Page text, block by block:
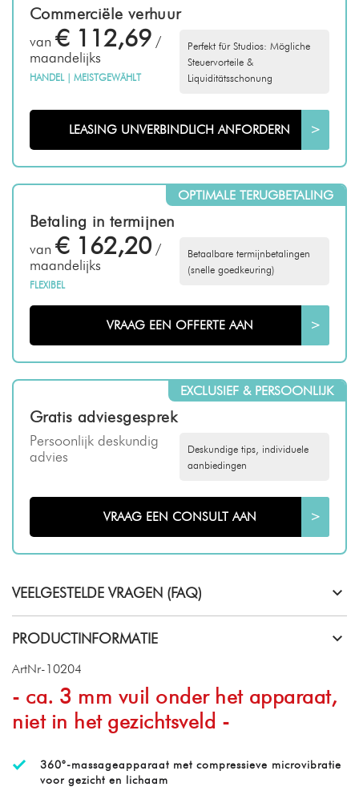
Commerciële verhuur
Perfekt für Studios: Mögliche
Steuervorteile &
Liquiditätsschonung
van € 112,69 /
maandelijks
HANDEL | MEISTGEWÄHLT
LEASING UNVERBINDLICH ANFORDERN >
OPTIMALE TERUGBETALING
Betaling in termijnen
Betaalbare termijnbetalingen
(snelle goedkeuring)
van € 162,20 /
maandelijks
FLEXIBEL
VRAAG EEN OFFERTE AAN >
EXCLUSIEF & PERSOONLIJK
Gratis adviesgesprek
Deskundige tips, individuele
aanbiedingen
Persoonlijk deskundig
advies
VRAAG EEN CONSULT AAN >
VEELGESTELDE VRAGEN (FAQ)
PRODUCTINFORMATIE
ArtNr-10204
- ca. 3 mm vuil onder het apparaat,
niet in het gezichtsveld -
360°-massageapparaat met compressieve microvibratie
voor gezicht en lichaam